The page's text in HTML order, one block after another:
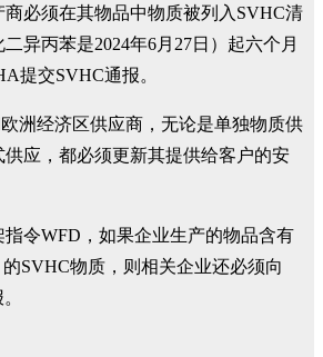
必须在其物品中物质被列入SVHC清
异丙苯是2024年6月27日）起六个月
提交SVHC通报。
洲经济区供应商，无论是单独物质供
应，都必须更新其提供给客户的安
指令WFD，如果企业生产的物品含有
SVHC物质，则相关企业还必须向